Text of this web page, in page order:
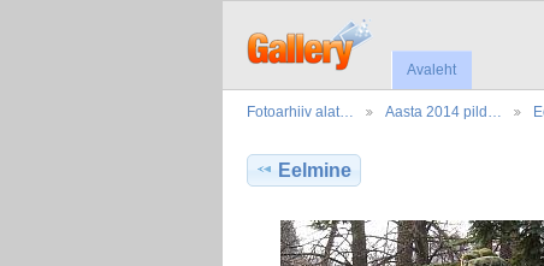
Avaleht
Fotoarhiiv alat… Aasta 2014 pild…
Eelmine